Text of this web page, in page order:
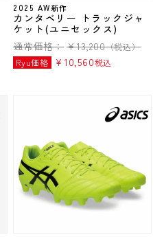
2025 AW新作
カンタベリー トラックジャ
ケット(ユニセックス)
通常価格： ¥13,200（税込）
Ryu価格
¥ 10,560税込